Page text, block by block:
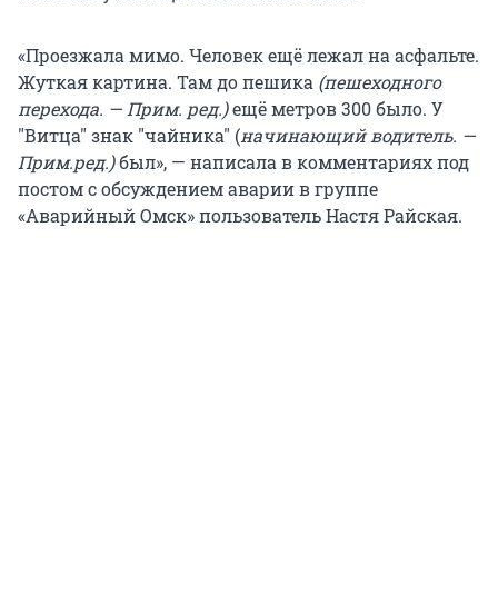
«Проезжала мимо. Человек ещё лежал на асфальте.
Жуткая картина. Там до пешика (пешеходного
перехода. — Прим. ред.)ещё метров 300 было. У
"Витца" знак "чайника" (начинающий водитель. —
Прим.ред.)был», — написала в комментариях под
постом с обсуждением аварии в группе
«Аварийный Омск» пользователь Настя Райская.